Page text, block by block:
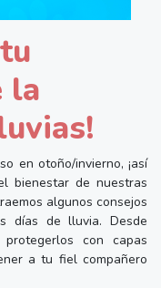
la
en otoño/invierno, ¡así
bienestar de nuestras
algunos consejos
días de lluvia. Desde
con capas
a tu fiel compañero